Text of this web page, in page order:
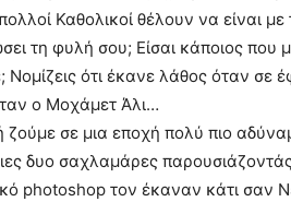
Καθολικοί θέλουν να είναι
τη φυλή σου; Είσαι κάποιος που
Νομίζεις ότι έκανε λάθος όταν σε
ο Μοχάμετ Άλι…
ζούμε σε μια εποχή πολύ πιο
δυο σαχλαμάρες
photoshop τον έκαναν κάτι σαν